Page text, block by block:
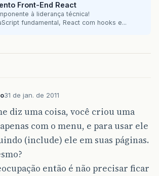
Front-End React
à liderança técnica!
fundamental, React com hooks e...
31 de jan. de 2011
diz uma coisa, você criou uma
com o menu, e para usar ele
(include) ele em suas páginas.
então é não precisar ficar